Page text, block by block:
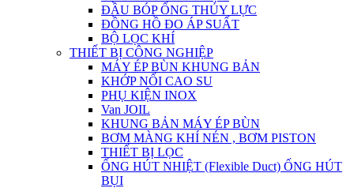
ĐẦU BÓP ỐNG THỦY LỰC
ĐỒNG HỒ ĐO ÁP SUẤT
BỘ LỌC KHÍ
THIẾT BỊ CÔNG NGHIỆP
MÁY ÉP BÙN KHUNG BẢN
KHỚP NỐI CAO SU
PHỤ KIỆN INOX
Van JOIL
KHUNG BẢN MÁY ÉP BÙN
BƠM MÀNG KHÍ NÉN , BƠM PISTON
THIẾT BỊ LỌC
ỐNG HÚT NHIỆT (Flexible Duct) ỐNG HÚT
BỤI